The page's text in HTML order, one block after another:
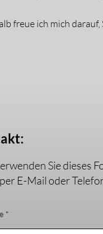
freue ich mich
Sie dieses
E-Mail oder